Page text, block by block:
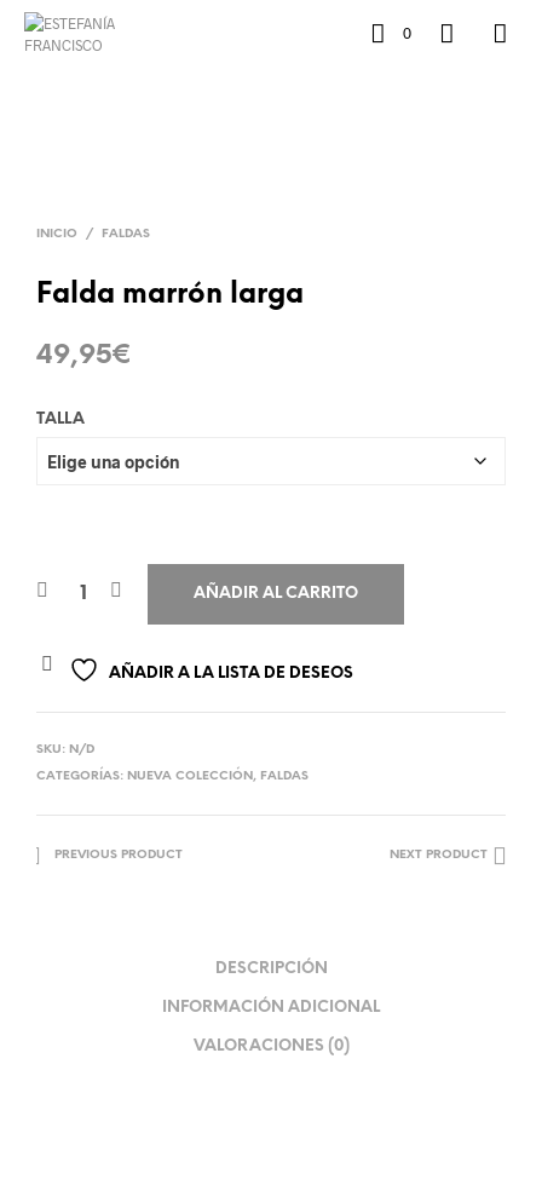
0
INICIO / FALDAS
Falda marrón larga
49,95€
TALLA
AÑADIR AL CARRITO
AÑADIR A LA LISTA DE DESEOS
SKU: N/D
CATEGORÍAS: NUEVA COLECCIÓN , FALDAS
PREVIOUS PRODUCT NEXT PRODUCT
DESCRIPCIÓN
INFORMACIÓN ADICIONAL
VALORACIONES (0)